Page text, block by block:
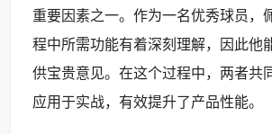
重要因素之一。作为一名优秀球员，
程中所需功能有着深刻理解，因此他
供宝贵意见。在这个过程中，两者共
应用于实战，有效提升了产品性能。